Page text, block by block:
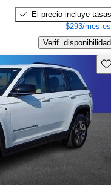
El precio incluye tasas
$293/mes
Verif. disponibilidad